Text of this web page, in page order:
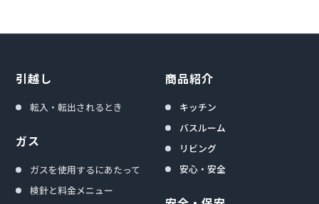
引越し
転入・転出されるとき
ガス
ガスを使用するにあたって
検針と料金メニュー
商品紹介
キッチン
バスルーム
リビング
安心・安全